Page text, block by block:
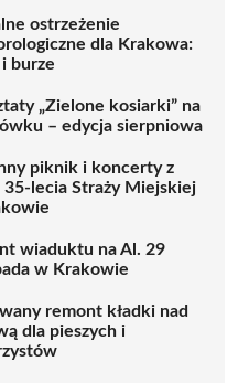
ostrzeżenie
dla Krakowa:
i burze
„Zielone kosiarki” na
– edycja sierpniowa
piknik i koncerty z
35-lecia Straży Miejskiej
wiaduktu na Al. 29
w Krakowie
remont kładki nad
dla pieszych i